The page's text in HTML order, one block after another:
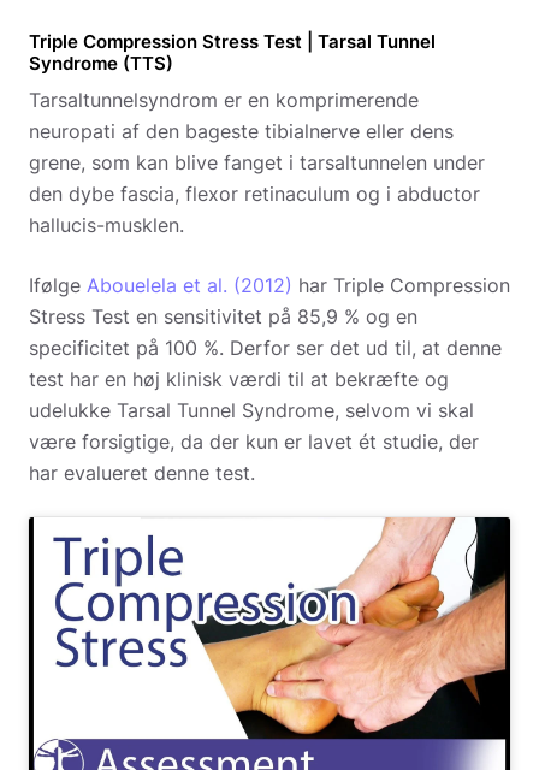
Triple Compression Stress Test | Tarsal Tunnel
Syndrome (TTS)
Tarsaltunnelsyndrom er en komprimerende
neuropati af den bageste tibialnerve eller dens
grene, som kan blive fanget i tarsaltunnelen under
den dybe fascia, flexor retinaculum og i abductor
hallucis-musklen.
Ifølge Abouelela et al. (2012) har Triple Compression
Stress Test en sensitivitet på 85,9 % og en
specificitet på 100 %. Derfor ser det ud til, at denne
test har en høj klinisk værdi til at bekræfte og
udelukke Tarsal Tunnel Syndrome, selvom vi skal
være forsigtige, da der kun er lavet ét studie, der
har evalueret denne test.